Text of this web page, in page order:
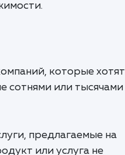
которые хотят
сотнями или тысячами
предлагаемые на
или услуга не